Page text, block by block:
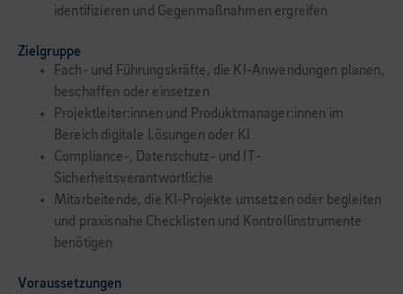
identifizieren und Gegenmaßnahmen ergreifen
Zielgruppe
Fach- und Führungskräfte, die KI-Anwendungen planen,
beschaffen oder einsetzen
Projektleiter:innen und Produktmanager:innen im
Bereich digitale Lösungen oder KI
Compliance-, Datenschutz- und IT-
Sicherheitsverantwortliche
Mitarbeitende, die KI-Projekte umsetzen oder begleiten
und praxisnahe Checklisten und Kontrollinstrumente
benötigen
Voraussetzungen